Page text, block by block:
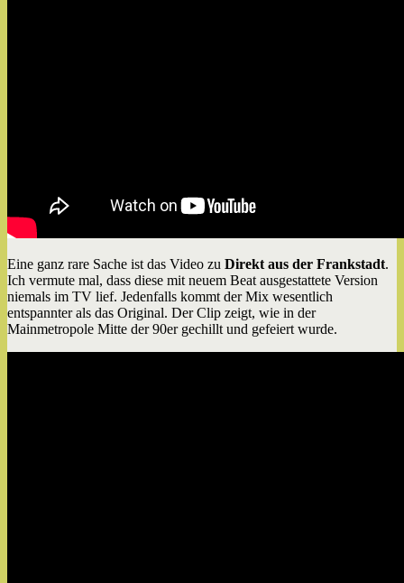
Eine ganz rare Sache ist das Video zu Direkt aus der Frankstadt.
Ich vermute mal, dass diese mit neuem Beat ausgestattete Version
niemals im TV lief. Jedenfalls kommt der Mix wesentlich
entspannter als das Original. Der Clip zeigt, wie in der
Mainmetropole Mitte der 90er gechillt und gefeiert wurde.